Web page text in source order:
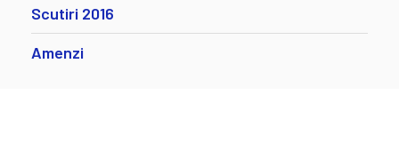
Scutiri 2016
Amenzi